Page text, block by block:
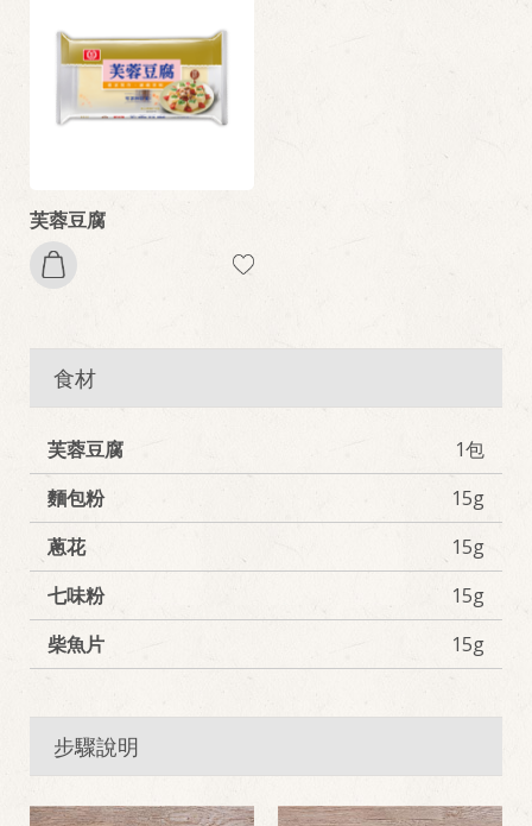
芙蓉豆腐
食材
芙蓉豆腐
1包
麵包粉
15g
蔥花
15g
七味粉
15g
柴魚片
15g
步驟說明